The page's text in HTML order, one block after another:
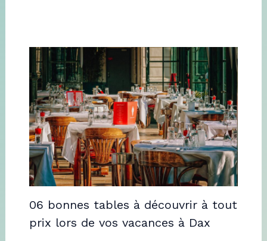
06 bonnes tables à découvrir à tout
prix lors de vos vacances à Dax